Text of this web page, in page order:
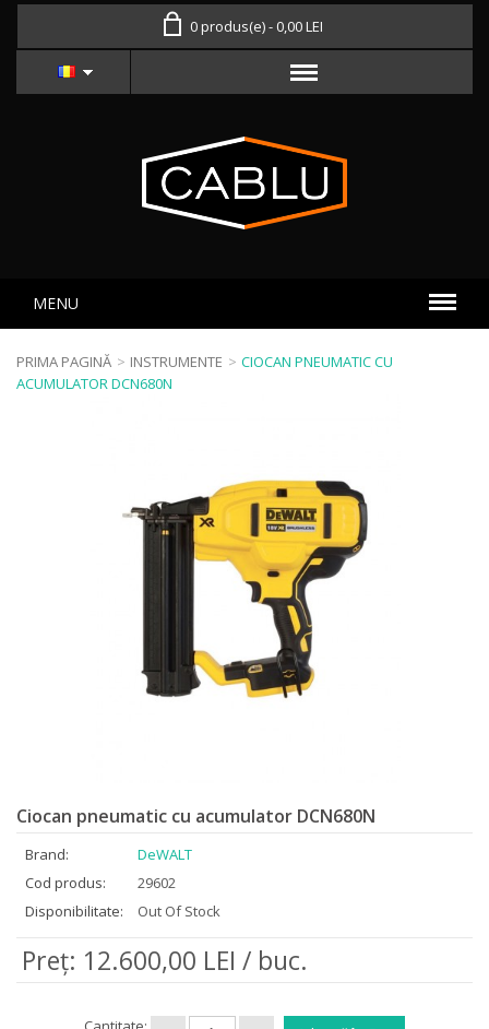
0 produs(e) - 0,00 LEI
MENU
PRIMA PAGINĂ > INSTRUMENTE > CIOCAN PNEUMATIC CU
ACUMULATOR DCN680N
Ciocan pneumatic cu acumulator DCN680N
Brand:
DeWALT
Cod produs:
29602
Disponibilitate:
Out Of Stock
Preţ: 12.600,00 LEI / buc.